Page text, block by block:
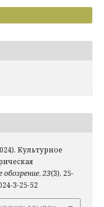
Культурное
обозрение, 23(3), 25-
3-25-52